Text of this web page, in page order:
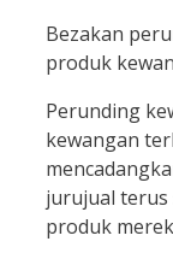
Bezakan
produk
Perunding
kewangan
jurujual
produk